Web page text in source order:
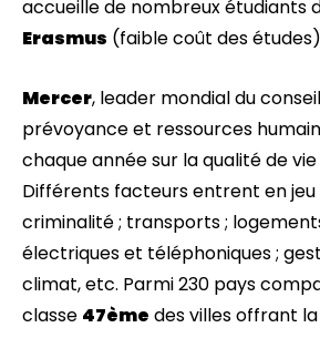
accueille de nombreux étudiants
Erasmus (faible coût des
Mercer, leader mondial du
prévoyance et ressources
chaque année sur la qualité de vie
Différents facteurs entrent en jeu
criminalité ; transports ;
électriques et téléphoniques ;
climat, etc. Parmi 230 pays
classe 47ème des villes offrant